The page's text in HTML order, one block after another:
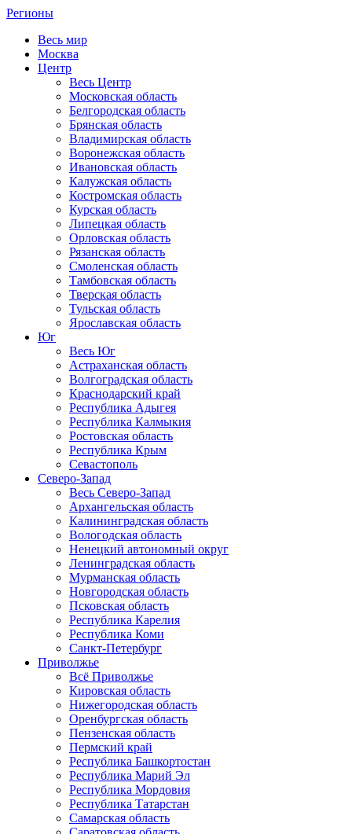
Регионы
Весь мир
Москва
Центр
Весь Центр
Московская область
Белгородская область
Брянская область
Владимирская область
Воронежская область
Ивановская область
Калужская область
Костромская область
Курская область
Липецкая область
Орловская область
Рязанская область
Смоленская область
Тамбовская область
Тверская область
Тульская область
Ярославская область
Юг
Весь Юг
Астраханская область
Волгоградская область
Краснодарский край
Республика Адыгея
Республика Калмыкия
Ростовская область
Республика Крым
Севастополь
Северо-Запад
Весь Северо-Запад
Архангельская область
Калининградская область
Вологодская область
Ненецкий автономный округ
Ленинградская область
Мурманская область
Новгородская область
Псковская область
Республика Карелия
Республика Коми
Санкт-Петербург
Приволжье
Всё Приволжье
Кировская область
Нижегородская область
Оренбургская область
Пензенская область
Пермский край
Республика Башкортостан
Республика Марий Эл
Республика Мордовия
Республика Татарстан
Самарская область